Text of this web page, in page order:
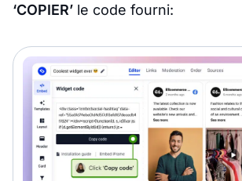
‘COPIER’ le code fourni: